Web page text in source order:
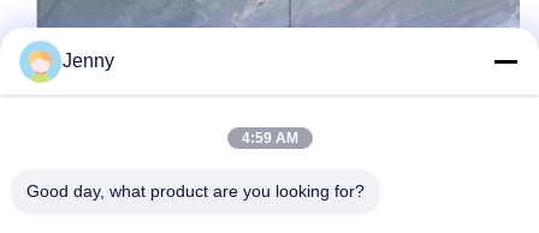
Jenny
4:59 AM
Good day, what product are you looking for?